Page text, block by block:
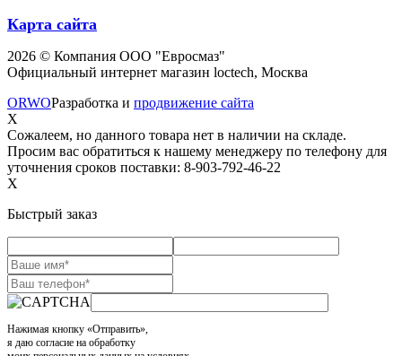
Карта сайта
2026 © Компания ООО "Евросмаз"
Официальный интернет магазин loctech, Москва
ORWOРазработка и продвижение сайта
X
Сожалеем, но данного товара нет в наличии на складе.
Просим вас обратиться к нашему менеджеру по телефону для
уточнения сроков поставки: 8-903-792-46-22
X
Быстрый заказ
Нажимая кнопку «Отправить»,
я даю согласие на обработку